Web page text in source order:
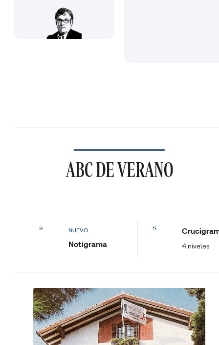
ABC DE VERANO
NUEVO
Notigrama 4 niveles